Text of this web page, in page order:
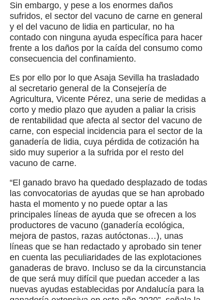
Sin embargo, y pese a los enormes daños
sufridos, el sector del vacuno de carne en general
y el del vacuno de lidia en particular, no ha
contado con ninguna ayuda específica para hacer
frente a los daños por la caída del consumo como
consecuencia del confinamiento.
Es por ello por lo que Asaja Sevilla ha trasladado
al secretario general de la Consejería de
Agricultura, Vicente Pérez, una serie de medidas a
corto y medio plazo que ayuden a paliar la crisis
de rentabilidad que afecta al sector del vacuno de
carne, con especial incidencia para el sector de la
ganadería de lidia, cuya pérdida de cotización ha
sido muy superior a la sufrida por el resto del
vacuno de carne.
“El ganado bravo ha quedado desplazado de todas
las convocatorias de ayudas que se han aprobado
hasta el momento y no puede optar a las
principales líneas de ayuda que se ofrecen a los
productores de vacuno (ganadería ecológica,
mejora de pastos, razas autóctonas…), unas
líneas que se han redactado y aprobado sin tener
en cuenta las peculiaridades de las explotaciones
ganaderas de bravo. Incluso se da la circunstancia
de que será muy difícil que puedan acceder a las
nuevas ayudas establecidas por Andalucía para la